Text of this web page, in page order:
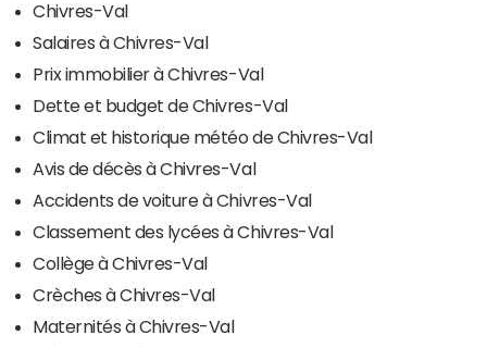
Chivres-Val
Salaires à Chivres-Val
Prix immobilier à Chivres-Val
Dette et budget de Chivres-Val
Climat et historique météo de Chivres-Val
Avis de décès à Chivres-Val
Accidents de voiture à Chivres-Val
Classement des lycées à Chivres-Val
Collège à Chivres-Val
Crèches à Chivres-Val
Maternités à Chivres-Val